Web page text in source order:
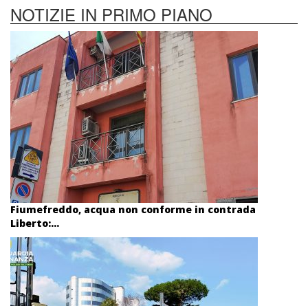
NOTIZIE IN PRIMO PIANO
Fiumefreddo, acqua non conforme in contrada
Liberto:...